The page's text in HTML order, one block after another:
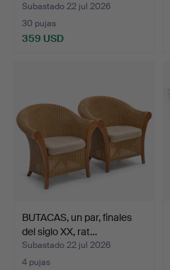
Subastado 22 jul 2026
30 pujas
359 USD
BUTACAS, un par, finales
del siglo XX, rat…
Subastado 22 jul 2026
4 pujas